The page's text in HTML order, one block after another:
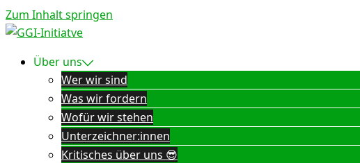
Zum Inhalt springen
Über uns
Wer wir sind
Was wir fordern
Wofür wir stehen
Unterzeichner:innen
Kritisches über uns 😎